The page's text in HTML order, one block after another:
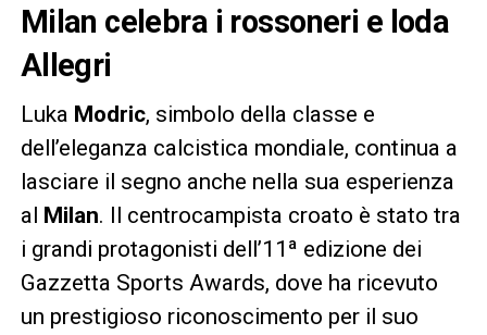
Milan celebra i rossoneri e loda
Allegri
Luka Modric, simbolo della classe e
dell’eleganza calcistica mondiale, continua a
lasciare il segno anche nella sua esperienza
al Milan. Il centrocampista croato è stato tra
i grandi protagonisti dell’11ª edizione dei
Gazzetta Sports Awards, dove ha ricevuto
un prestigioso riconoscimento per il suo